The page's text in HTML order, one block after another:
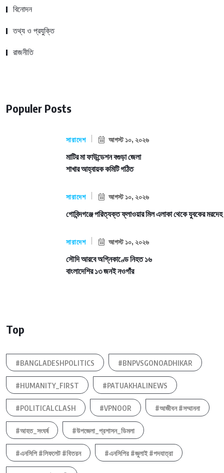
বিনোদন
তথ্য ও প্রযুক্তি
রাজনীতি
Populer Posts
সারাদেশ আগস্ট ১০, ২০২৬
মাটির মা ফাউন্ডেশন বগুড়া জেলা
শাখার আহ্বায়ক কমিটি গঠিত
সারাদেশ আগস্ট ১০, ২০২৬
গোবিন্দগঞ্জে পরিত্যক্ত ফ্লাওয়ার মিল এলাকা থেকে যুবকের
সারাদেশ আগস্ট ১০, ২০২৬
সৌদি আরবে অগ্নিকাণ্ডে নিহত ১৬
বাংলাদেশির ১৩ জনই নওগাঁর
Top
#BANGLADESHPOLITICS #BNPVSGONOADHIKAR
#HUMANITY_FIRST #PATUAKHALINEWS
#POLITICALCLASH #VPNOOR #আজীবন #সম্মাননা
#আহত_সংঘর্ষ #উপজেলা_প্রশাসন_ডিমলা
#এনসিপি #লিফলেট #বিতরন #এনসিপির #জুলাই #পদযাত্রা